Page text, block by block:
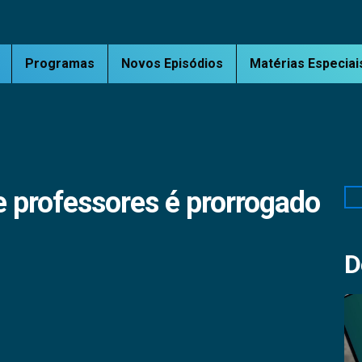
Programas Novos Episódios Matérias
professores é prorrogado